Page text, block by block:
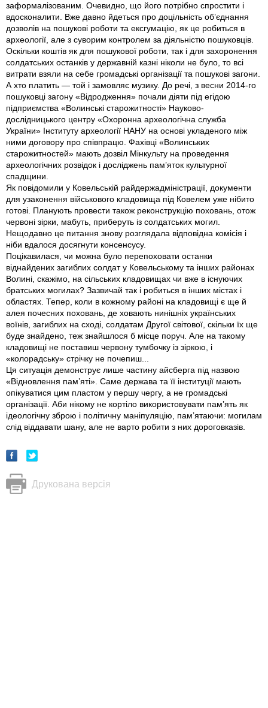
заформалізованим. Очевидно, що його потрібно спростити і
вдосконалити. Вже давно йдеться про доцільність об’єднання
дозволів на пошукові роботи та ексгумацію, як це робиться в
археології, але з суворим контролем за діяльністю пошуковців.
Оскільки коштів як для пошукової роботи, так і для захоронення
солдатських останків у державній казні ніколи не було, то всі
витрати взяли на себе громадські організації та пошукові загони.
А хто платить — той і замовляє музику. До речі, з весни 2014-го
пошуковці загону «Відродження» почали діяти під егідою
підприємства «Волинські старожитності» Науково-
дослідницького центру «Охоронна археологічна служба
України» Інституту археології НАНУ на основі укладеного між
ними договору про співпрацю. Фахівці «Волинських
старожитностей» мають дозвіл Мінкульту на проведення
археологічних розвідок і досліджень пам’яток культурної
спадщини.
Як повідомили у Ковельській райдержадміністрації, документи
для узаконення військового кладовища під Ковелем уже нібито
готові. Планують провести також реконструкцію поховань, отож
червоні зірки, мабуть, приберуть із солдатських могил.
Нещодавно це питання знову розглядала відповідна комісія і
ніби вдалося досягнути консенсусу.
Поцікавилася, чи можна було перепоховати останки
віднайдених загиблих солдат у Ковельському та інших районах
Волині, скажімо, на сільських кладовищах чи вже в існуючих
братських могилах? Зазвичай так і робиться в інших містах і
областях. Тепер, коли в кожному районі на кладовищі є ще й
алея почесних поховань, де ховають нинішніх українських
воїнів, загиблих на сході, солдатам Другої світової, скільки їх ще
буде знайдено, теж знайшлося б місце поруч. Але на такому
кладовищі не поставиш червону тумбочку із зіркою, і
«колорадську» стрічку не почепиш...
Ця ситуація демонструє лише частину айсберга під назвою
«Відновлення пам’яті». Саме держава та її інституції мають
опікуватися цим пластом у першу чергу, а не громадські
організації. Аби нікому не кортіло використовувати пам’ять як
ідеологічну зброю і політичну маніпуляцію, пам’ятаючи: могилам
слід віддавати шану, але не варто робити з них дороговказів.
Друкована версія